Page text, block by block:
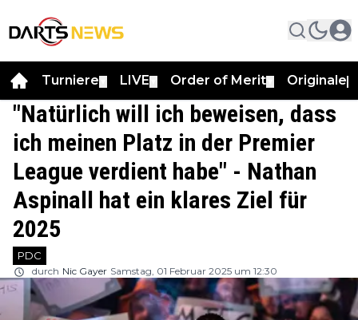
Turniere LIVE Order of Merit Originale
"Natürlich will ich beweisen, dass
ich meinen Platz in der Premier
League verdient habe" - Nathan
Aspinall hat ein klares Ziel für
2025
PDC
durch Nic Gayer Samstag, 01 Februar 2025 um 12:30